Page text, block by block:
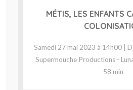
MÉTIS, LES ENFANTS
Samedi 27 mai 2023 à 14h00 |
Supermouche Productions -
58 min